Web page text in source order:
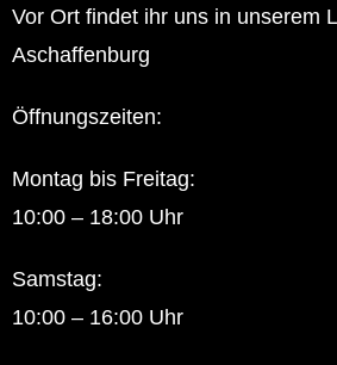
Vor Ort findet ihr uns in unserem
Aschaffenburg
Öffnungszeiten:
Montag bis Freitag:
10:00 – 18:00 Uhr
Samstag:
10:00 – 16:00 Uhr